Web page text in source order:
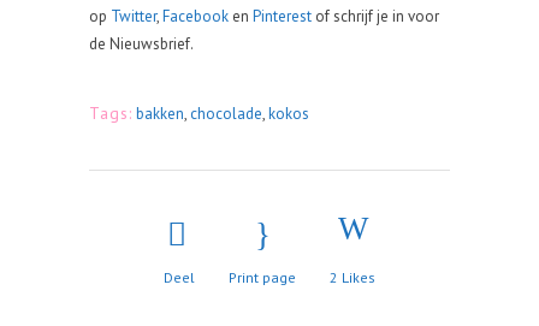
op Twitter,Facebook en Pinterest of schrijf je in voor
de Nieuwsbrief.
Tags: bakken, chocolade,kokos
Deel Print page 2 Likes